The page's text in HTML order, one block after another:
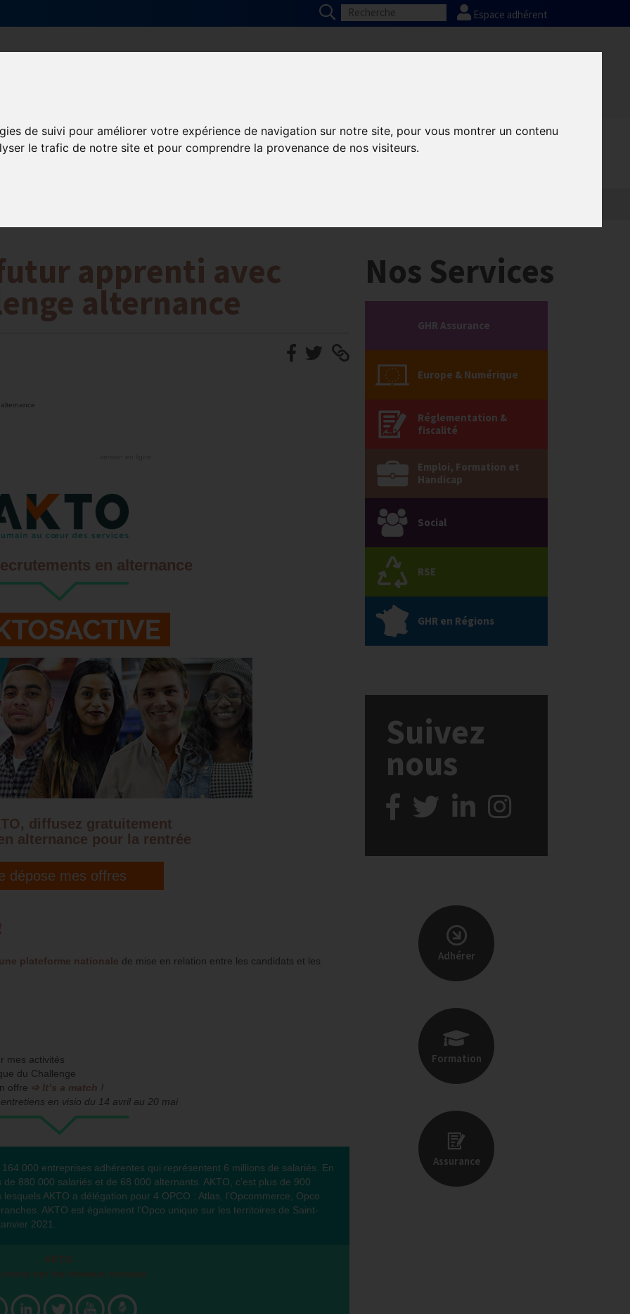
de suivi pour améliorer votre expérience de navigation sur notre site, pour vous montrer un contenu
le trafic de notre site et pour comprendre la provenance de nos visiteurs.
Espace adhérent
et Handicap
apprenti avec
alternance
en alternance
diffusez gratuitement
alternance pour la rentrée
dépose mes offres
plateforme nationale de mise en relation entre les candidats et les
mes activités
du Challenge
offre ➩ It’s a match !
en visio du 14 avril au 20 mai
000 entreprises adhérentes qui représentent 6 millions de salariés. En
880 000 salariés et de 68 000 alternants. AKTO, c’est plus de 900
AKTO a délégation pour 4 OPCO : Atlas, l’Opcommerce, Opco
AKTO est également l’Opco unique sur les territoires de Saint-
2021.
AKTO
nous sur les réseaux sociaux
Nos Services
GHR Assurance
Europe & Numérique
Réglementation &
fiscalité
Emploi, Formation et
Handicap
Social
RSE
GHR en Régions
Suivez
nous
Adhérer
Formation
Assurance